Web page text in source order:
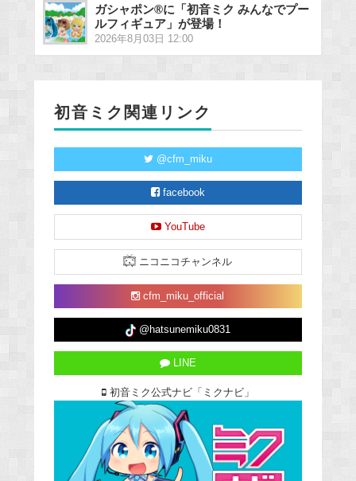
ガシャポン®に「初音ミク みんなでプー
ルフィギュア」が登場！
2026年8月03日 12:00
初音ミク関連リンク
@cfm_miku
facebook
YouTube
ニコニコチャンネル
cfm_miku_official
@hatsunemiku0831
LINE
初音ミク公式ナビ「ミクナビ」